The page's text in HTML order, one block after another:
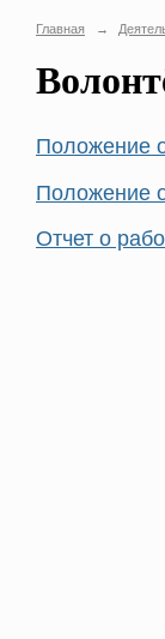
Главная →
Положение
Положение
Отчет о